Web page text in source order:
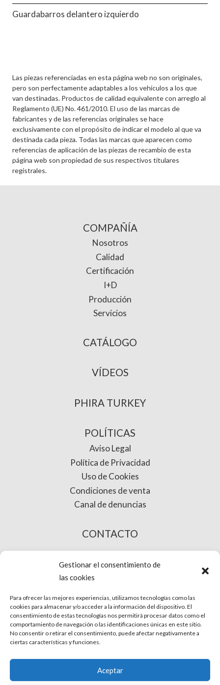
Gestionar el consentimiento de
las cookies
Para ofrecer las mejores experiencias, utilizamos tecnologías como las
cookies para almacenar y/o acceder a la información del dispositivo. El
consentimiento de estas tecnologías nos permitirá procesar datos como el
comportamiento de navegación o las identificaciones únicas en este sitio.
No consentir o retirar el consentimiento, puede afectar negativamente a
ciertas características y funciones.
Aceptar
Guardabarros delantero izquierdo
Las piezas referenciadas en esta página web no son originales,
pero son perfectamente adaptables a los vehículos a los que
van destinadas. Productos de calidad equivalente con arreglo al
Reglamento (UE) No. 461/2010. El uso de las marcas de
fabricantes y de las referencias originales se hace
exclusivamente con el propósito de indicar el modelo al que va
destinada cada pieza. Todas las marcas que aparecen como
referencias de aplicación de las piezas de recambio de esta
página web son propiedad de sus respectivos titulares
registrales.
COMPAÑÍA
Nosotros
Calidad
Certificación
I+D
Producción
Servicios
CATÁLOGO
VÍDEOS
PHIRA TURKEY
POLÍTICAS
Aviso Legal
Política de Privacidad
Uso de Cookies
Condiciones de venta
Canal de denuncias
CONTACTO
COMPRA ONLINE
© Phira. Todos los derechos reservados.